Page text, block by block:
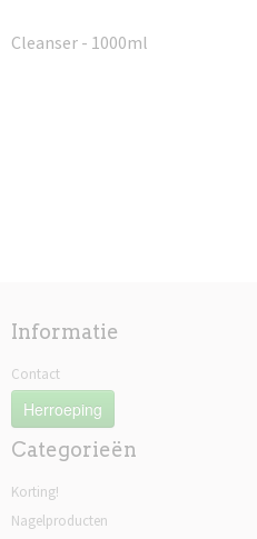
Cleanser - 1000ml
Informatie
Contact
Herroeping
Categorieën
Korting!
Nagelproducten